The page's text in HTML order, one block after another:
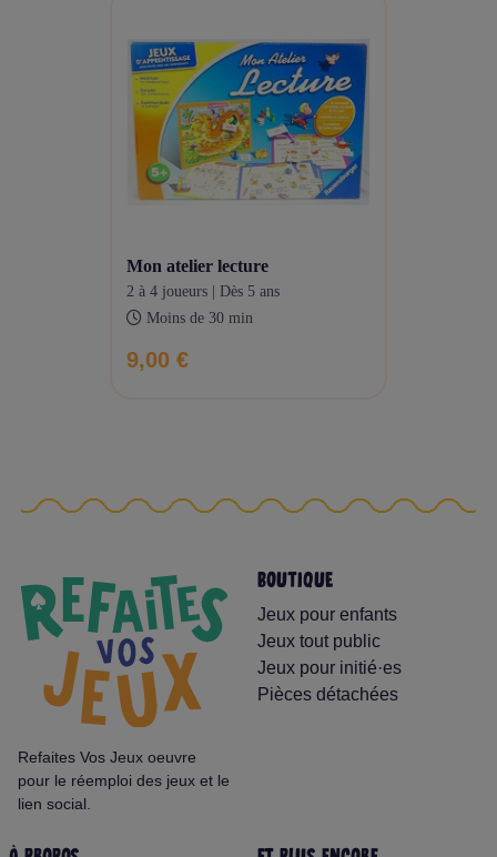
mon atelier lecture
2 à 4 joueurs | Dès 5 ans
Moins de 30 min
9,00 €
Refaites Vos Jeux oeuvre
pour le réemploi des jeux et le
lien social.
BOUTIQUE
Jeux pour enfants
Jeux tout public
Jeux pour initié·es
Pièces détachées